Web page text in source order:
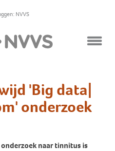
NVVS
'Big data|
onderzoek
naar tinnitus is